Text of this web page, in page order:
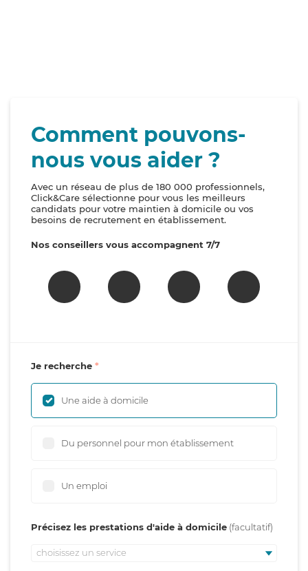
Comment pouvons-
nous vous aider ?
Avec un réseau de plus de 180 000 professionnels,
Click&Care sélectionne pour vous les meilleurs
candidats pour votre maintien à domicile ou vos
besoins de recrutement en établissement.
Nos conseillers vous accompagnent 7/7
Je recherche
Une aide à domicile
Du personnel pour mon établissement
Un emploi
Précisez les prestations d'aide à domicile
choisissez un service